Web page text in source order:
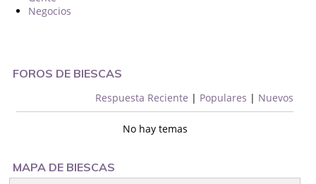
Negocios
FOROS DE BIESCAS
Respuesta Reciente | Populares | Nuevos
No hay temas
MAPA DE BIESCAS